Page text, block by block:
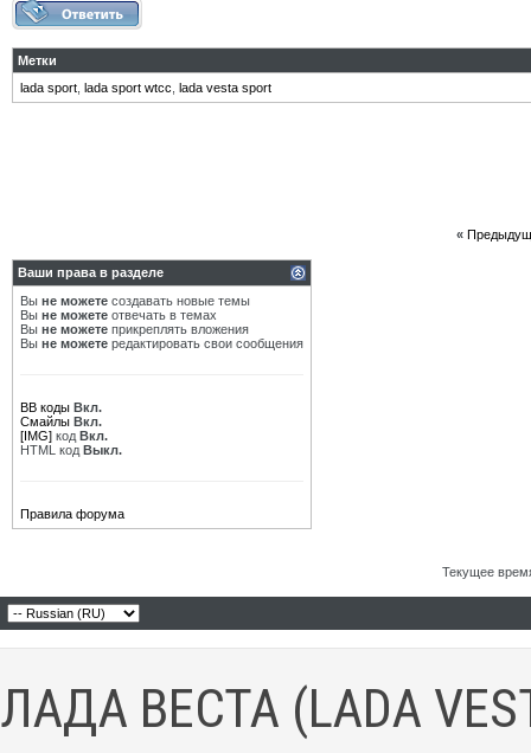
Метки
lada sport lada sport wtcc lada vesta sport
«
Ваши права в разделе
Вы не можете создавать новые темы
Вы не можете отвечать в темах
Вы не можете прикреплять вложения
Вы не можете редактировать свои сообщения
BB коды Вкл.
Смайлы Вкл.
[IMG] код Вкл.
HTML код Выкл.
Правила форума
Текущее
ЛАДА ВЕСТА (LADA